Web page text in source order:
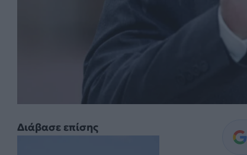
Διάβασε επίσης